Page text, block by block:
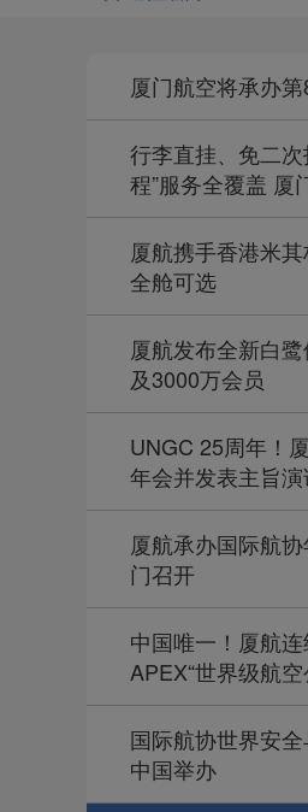
厦门航空将承办
行李直挂、免二
程”服务全覆盖 厦
厦航携手香港米
全舱可选
厦航发布全新白
及3000万会员
UNGC 25周年！
年会并发表主旨演
厦航承办国际航
门召开
中国唯一！厦航
APEX“世界级航空
国际航协世界安
中国举办